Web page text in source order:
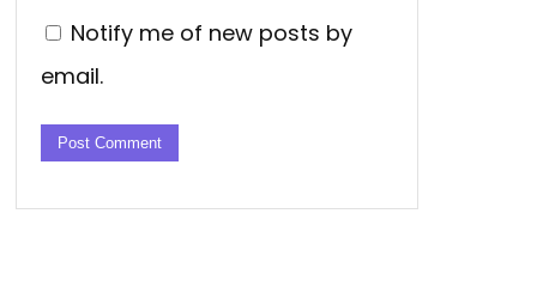
Notify me of new posts by
email.